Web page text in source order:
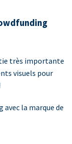
très importante
visuels pour
la marque de